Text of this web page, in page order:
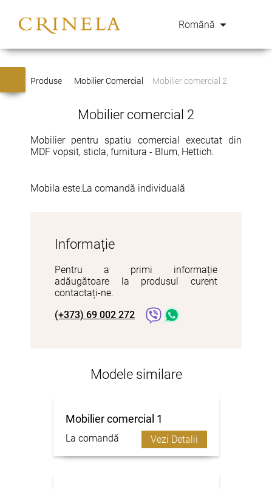
Română
Produse Mobilier Comercial Mobilier comercial 2
Mobilier comercial 2
Mobilier pentru spatiu comercial executat din
MDF vopsit, sticla, furnitura - Blum, Hettich.
Mobila este:La comandă individuală
Informație
Pentru a primi informație
adăugătoare la produsul curent
contactați-ne.
(+373) 69 002 272
Modele similare
Mobilier comercial 1
La comandă Vezi Detalii